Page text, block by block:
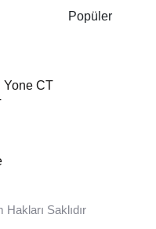
Popüler
Yone CT
Hakları Saklıdır